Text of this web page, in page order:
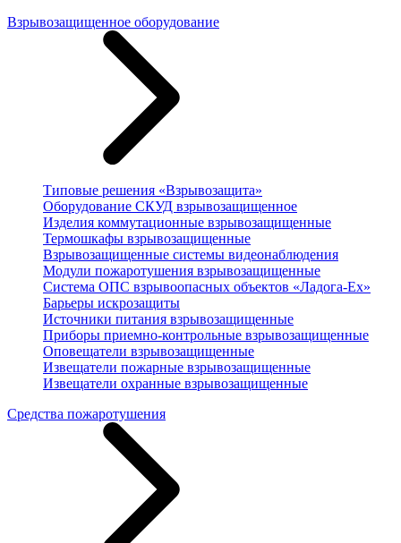
Взрывозащищенное оборудование
Типовые решения «Взрывозащита»
Оборудование СКУД взрывозащищенное
Изделия коммутационные взрывозащищенные
Термошкафы взрывозащищенные
Взрывозащищенные системы видеонаблюдения
Модули пожаротушения взрывозащищенные
Система ОПС взрывоопасных объектов «Ладога-Ex»
Барьеры искрозащиты
Источники питания взрывозащищенные
Приборы приемно-контрольные взрывозащищенные
Оповещатели взрывозащищенные
Извещатели пожарные взрывозащищенные
Извещатели охранные взрывозащищенные
Средства пожаротушения